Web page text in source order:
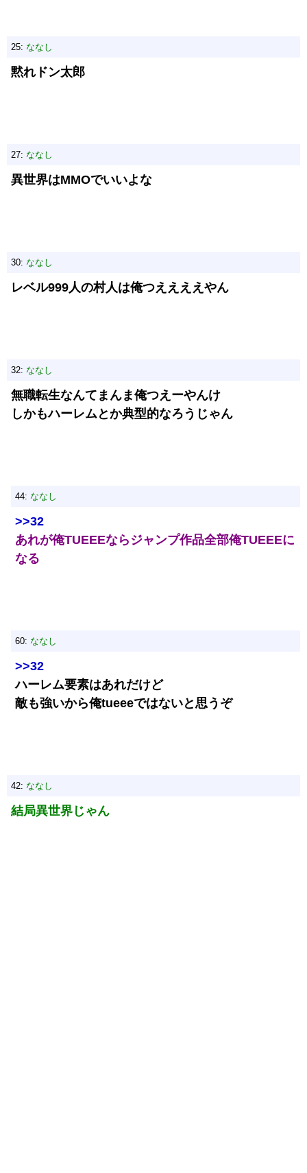
25: ななし
黙れドン太郎
27: ななし
異世界はMMOでいいよな
30: ななし
レベル999人の村人は俺つええええやん
32: ななし
無職転生なんてまんま俺つえーやんけ
しかもハーレムとか典型的なろうじゃん
44: ななし
>>32
あれが俺TUEEEならジャンプ作品全部俺TUEEEに
なる
60: ななし
>>32
ハーレム要素はあれだけど
敵も強いから俺tueeeではないと思うぞ
42: ななし
結局異世界じゃん